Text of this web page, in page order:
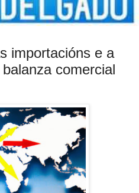
importacións e a
comercial